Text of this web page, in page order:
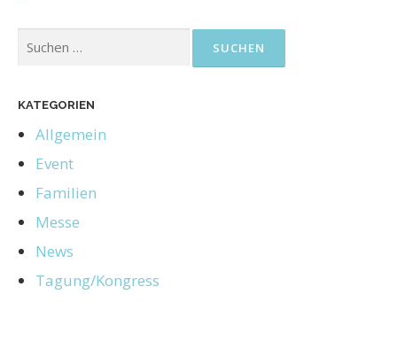
KATEGORIEN
Allgemein
Event
Familien
Messe
News
Tagung/Kongress